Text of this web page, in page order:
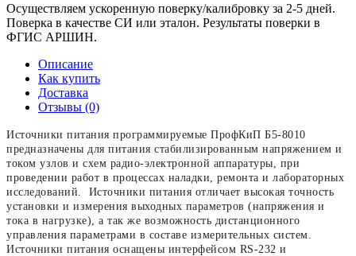
Осуществляем ускоренную поверку/калибровку за 2-5 дней.
Поверка в качестве СИ или эталон. Результаты поверки в
ФГИС АРШИН.
Описание
Как купить
Доставка
Отзывы (0)
Источники питания программируемые ПрофКиП Б5-8010
предназначены для питания стабилизированным напряжением и
током узлов и схем радио-электронной аппаратуры, при
проведении работ в процессах наладки, ремонта и лабораторных
исследований. Источники питания отличает высокая точность
установки и измерения выходных параметров (напряжения и
тока в нагрузке), а так же возможность дистанционного
управления параметрами в составе измерительных систем.
Источники питания оснащены интерфейсом RS-232 и